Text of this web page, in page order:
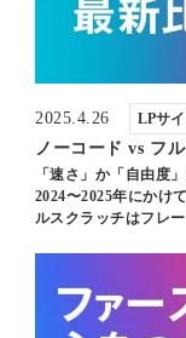
2025.4.26 LPサ
ノーコード vs
「速さ」か「自由度
2024〜2025年にかけ
ルスクラッチはフレ